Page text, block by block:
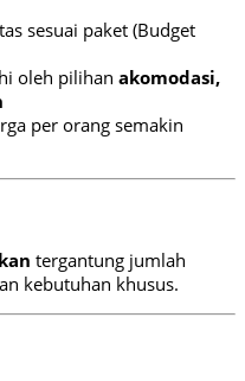
sesuai paket (Budget
oleh pilihan akomodasi,
per orang semakin
tergantung jumlah
kebutuhan khusus.